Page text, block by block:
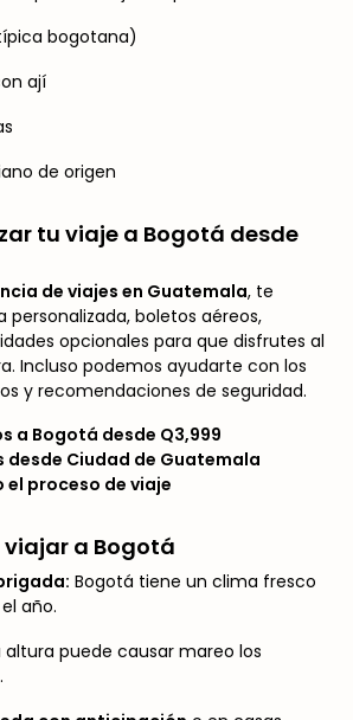
bogotana)
ají
de origen
tu viaje a Bogotá desde
de viajes en Guatemala, te
personalizada, boletos aéreos,
opcionales para que disfrutes al
Incluso podemos ayudarte con los
y recomendaciones de seguridad.
a Bogotá desde Q3,999
desde Ciudad de Guatemala
proceso de viaje
a Bogotá
Bogotá tiene un clima fresco
año.
altura puede causar mareo los